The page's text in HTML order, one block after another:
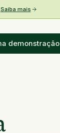
Saiba mais
demonstração